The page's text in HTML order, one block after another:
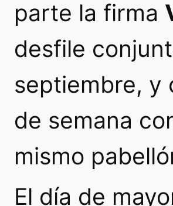
parte la firma
desfile
septiembre, y
de semana
mismo
El día de